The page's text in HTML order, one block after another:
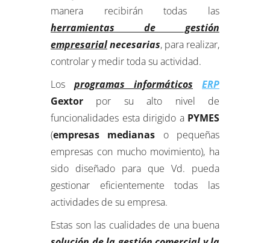
manera recibirán todas las
herramientas de gestión
empresarialnecesarias, para realizar,
controlar y medir toda su actividad.
Los programas informáticos
ERP
Gextor por su alto nivel de
funcionalidades esta dirigido a PYMES
(empresas medianas o pequeñas
empresas con mucho movimiento), ha
sido diseñado para que Vd. pueda
gestionar eficientemente todas las
actividades de su empresa.
Estas son las cualidades de una buena